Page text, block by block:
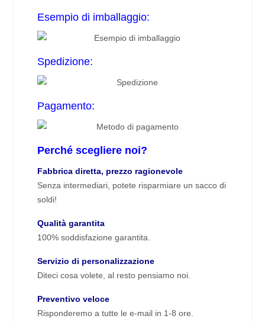
Esempio di imballaggio:
Spedizione:
Pagamento:
Perché scegliere noi?
Fabbrica diretta, prezzo ragionevole
Senza intermediari, potete risparmiare un sacco di
soldi!
Qualità garantita
100% soddisfazione garantita.
Servizio di personalizzazione
Diteci cosa volete, al resto pensiamo noi.
Preventivo veloce
Risponderemo a tutte le e-mail in 1-8 ore.